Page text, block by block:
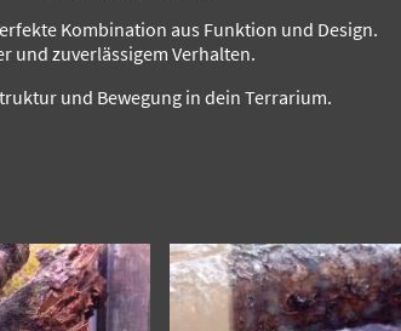
Kombination aus Funktion und Design.
und zuverlässigem Verhalten.
und Bewegung in dein Terrarium.